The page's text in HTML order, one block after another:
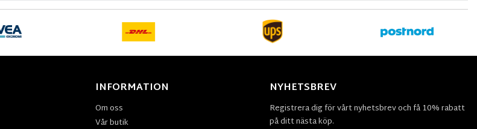
INFORMATION
Om oss
Vår butik
NYHETSBREV
Registrera dig för vårt nyhetsbrev och få 10% rabatt
på ditt nästa köp.